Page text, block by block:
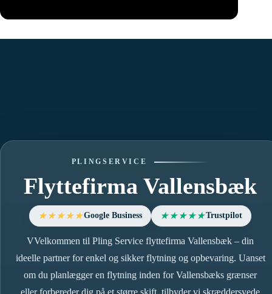
PLINGSERVICE
Flyttefirma Vallensbæk
★★★★★Google Business ★★★★★Trustpilot
VVelkommen til Pling Service flyttefirma Vallensbæk – din
ideelle partner for enkel og sikker flytning og opbevaring. Uanset
om du planlægger en flytning inden for Vallensbæks grænser
eller forbereder dig på et større skift, tilbyder vi skræddersyede